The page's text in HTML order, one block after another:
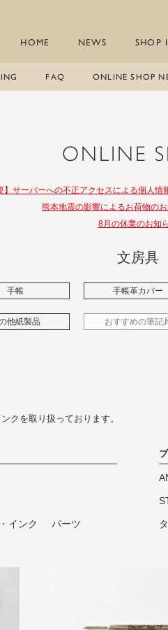
HOME NEWS SHOP
FAQ ONLINE SHOP
ONLINE
】サーバーへの不正アクセスによる個人
熊本地震の影響によるお荷物の
8月の休業のお知
文房具
手帳 手帳革カバー
他紙製品 おすすめの筆記
クを取り扱っております。
インク パーツ